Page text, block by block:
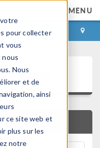
pour collecter
vous
nous
Nous
et de
ainsi
ce site web et
plus sur les
notre
MENU
CONTACT